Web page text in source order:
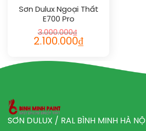
Sơn Dulux Ngoại Thất
E700 Pro
3.000.000₫
2.100.000₫
SƠN DULUX / RAL BÌNH MINH HÀ NỘI